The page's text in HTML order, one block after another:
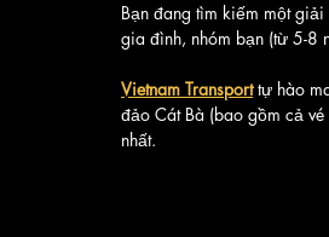
Bạn đang tìm kiếm một
gia đình, nhóm bạn (từ 5-8
Vietnam Transport tự hào
đảo Cát Bà (bao gồm cả
nhất.